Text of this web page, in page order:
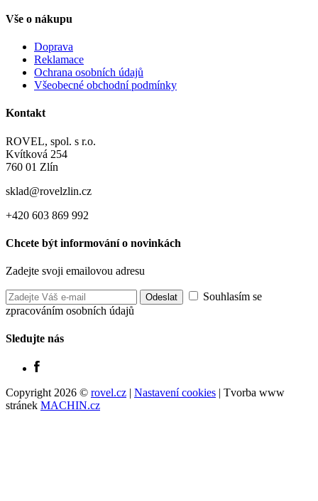
Vše o nákupu
Doprava
Reklamace
Ochrana osobních údajů
Všeobecné obchodní podmínky
Kontakt
ROVEL, spol. s r.o.
Kvítková 254
760 01 Zlín
sklad@rovelzlin.cz
+420 603 869 992
Chcete být informování o novinkách
Zadejte svoji emailovou adresu
Souhlasím se
zpracováním osobních údajů
Sledujte nás
Copyright 2026 © rovel.cz | Nastavení cookies | Tvorba www
stránek MACHIN.cz